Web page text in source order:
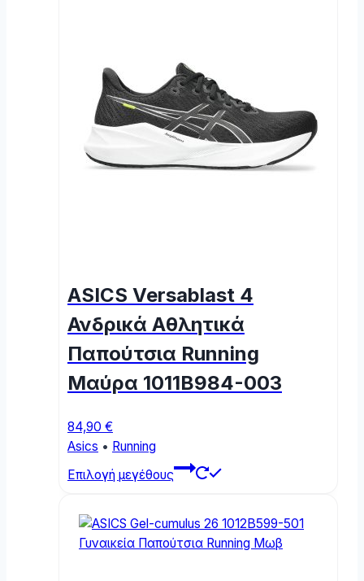
ASICS Versablast 4
Ανδρικά Αθλητικά
Παπούτσια Running
Μαύρα 1011B984-003
84,90 €
Asics • Running
Επιλογή μεγέθους
This
multiple
variants.